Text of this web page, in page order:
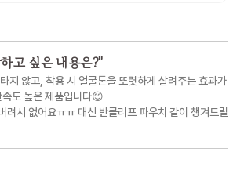
고 싶은 내용은?"
지 않고, 착용 시 얼굴톤을 또렷하게 살려주는 효과가
도 높은 제품입니다😊
려서 없어요ㅠㅠ 대신 반클리프 파우치 같이 챙겨드릴